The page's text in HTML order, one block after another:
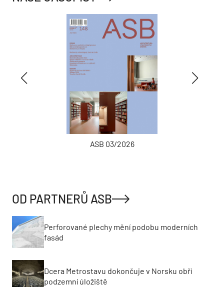
ASB 03/2026
OD PARTNERŮ ASB
Perforované plechy mění podobu moderních
fasád
Dcera Metrostavu dokončuje v Norsku obří
podzemní úložiště